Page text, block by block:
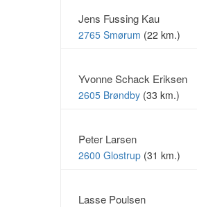
Jens Fussing Kau
2765 Smørum (22 km.)
Yvonne Schack Eriksen
2605 Brøndby (33 km.)
Peter Larsen
2600 Glostrup (31 km.)
Lasse Poulsen